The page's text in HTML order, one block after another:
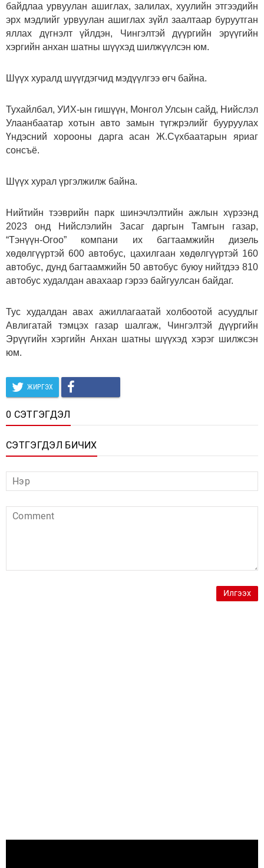
байдлаа урвуулан ашиглах, залилах, хуулийн этгээдийн
эрх мэдлийг урвуулан ашиглах зүйл заалтаар буруутган
яллах дүгнэлт үйлдэн, Чингэлтэй дүүргийн эрүүгийн
хэргийн анхан шатны шүүхэд шилжүүлсэн юм.
Шүүх хуралд шүүгдэгчид мэдүүлгээ өгч байна.
Тухайлбал, УИХ-ын гишүүн, Монгол Улсын сайд, Нийслэл
Улаанбаатар хотын авто замын түгжрэлийг бууруулах
Үндэсний хорооны дарга асан Ж.Сүхбаатарын яриаг
сонсъё.
Шүүх хурал үргэлжилж байна.
Нийтийн тээврийн парк шинэчлэлтийн ажлын хүрээнд
2023 онд Нийслэлийн Засаг даргын Тамгын газар,
“Тэнүүн-Огоо” компани их багтаамжийн дизель
хөдөлгүүртэй 600 автобус, цахилгаан хөдөлгүүртэй 160
автобус, дунд багтаамжийн 50 автобус буюу нийтдээ 810
автобус худалдан авахаар гэрээ байгуулсан байдаг.
Тус худалдан авах ажиллагаатай холбоотой асуудлыг
Авлигатай тэмцэх газар шалгаж, Чингэлтэй дүүргийн
Эрүүгийн хэргийн Анхан шатны шүүхэд хэрэг шилжсэн
юм.
ЖИРГЭХ
0 СЭТГЭГДЭЛ
СЭТГЭГДЭЛ БИЧИХ
Илгээх